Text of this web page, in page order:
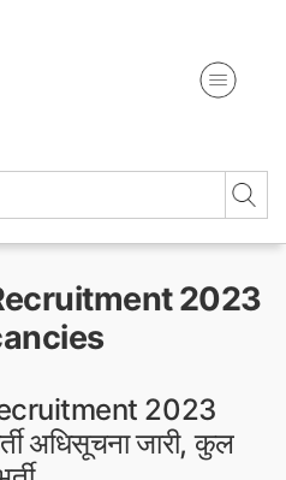
2023
2023
अधिसूचना जारी, कुल